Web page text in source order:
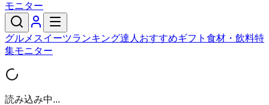
モニター
グルメ スイーツランキング達人おすすめギフト 食材・飲料特
集モニター
読み込み中...